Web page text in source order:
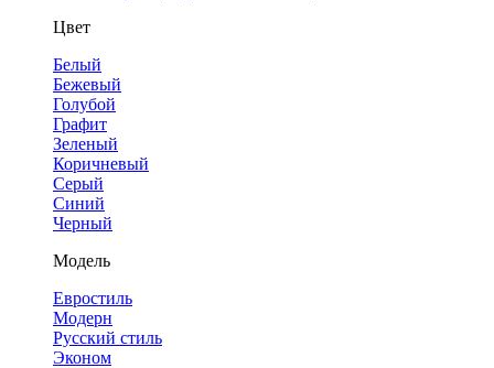
Цвет
Белый
Бежевый
Голубой
Графит
Зеленый
Коричневый
Серый
Синий
Черный
Модель
Евростиль
Модерн
Русский стиль
Эконом